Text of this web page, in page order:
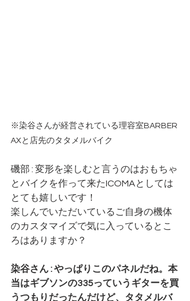
※染谷さんが経営されている理容室BARBER
AXと店先のタタメルバイク
磯部 : 変形を楽しむと言うのはおもちゃ
とバイクを作って来たICOMAとしては
とても嬉しいです！
楽しんでいただいているご自身の機体
のカスタマイズで気に入っているとこ
ろはありますか？
染谷さん : やっぱりこのパネルだね。本
当はギブソンの335っていうギターを買
うつもりだったんだけど、タタメルバ